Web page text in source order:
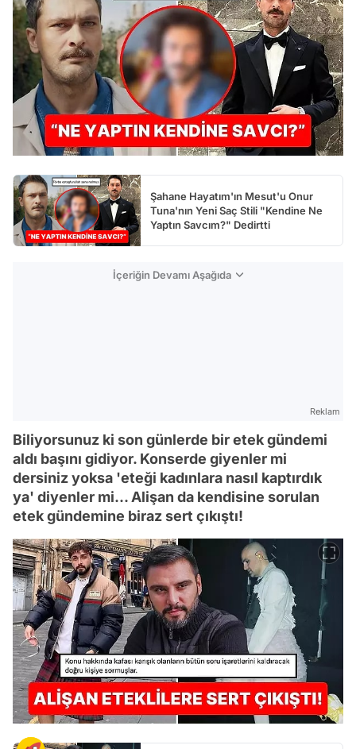
Şahane Hayatım'ın Mesut'u Onur
Tuna'nın Yeni Saç Stili "Kendine Ne
Yaptın Savcım?" Dedirtti
İçeriğin Devamı Aşağıda
Reklam
Biliyorsunuz ki son günlerde bir etek gündemi
aldı başını gidiyor. Konserde giyenler mi
dersiniz yoksa 'eteği kadınlara nasıl kaptırdık
ya' diyenler mi... Alişan da kendisine sorulan
etek gündemine biraz sert çıkıştı!